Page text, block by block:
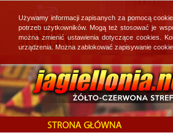
Używamy informacji zapisanych za pomocą
potrzeb użytkowników. Mogą też stosować je
można zmienić ustawienia dotyczące cookies.
urządzenia. Można zablokować zapisywanie